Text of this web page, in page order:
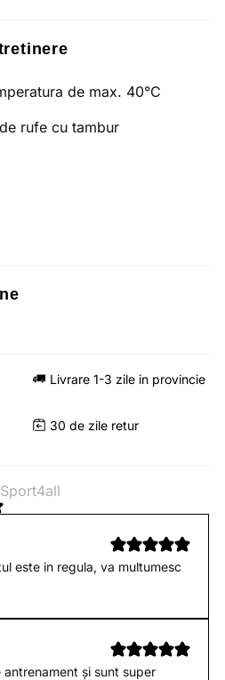
de max. 40°C
rufe cu tambur
Livrare 1-3 zile in provincie
30 de zile retur
este in regula, va multumesc
și sunt super